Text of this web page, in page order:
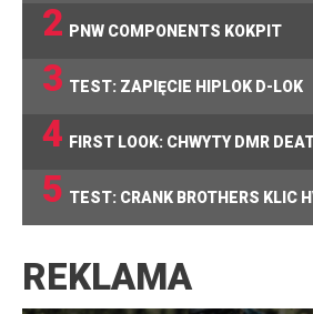
2 PNW COMPONENTS KOKPIT
3 TEST: ZAPIĘCIE HIPLOK D-LOK
4 FIRST LOOK: CHWYTY DMR
5 TEST: CRANK BROTHERS KLIC
REKLAMA